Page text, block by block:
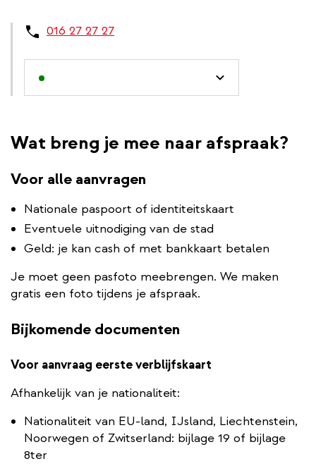
016 27 27 27
Wat breng je mee naar afspraak?
Voor alle aanvragen
Nationale paspoort of identiteitskaart
Eventuele uitnodiging van de stad
Geld: je kan cash of met bankkaart betalen
Je moet geen pasfoto meebrengen. We maken
gratis een foto tijdens je afspraak.
Bijkomende documenten
Voor aanvraag eerste verblijfskaart
Afhankelijk van je nationaliteit:
Nationaliteit van EU-land, IJsland, Liechtenstein,
Noorwegen of Zwitserland: bijlage 19 of bijlage
8ter